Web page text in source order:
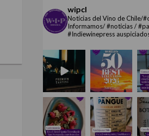
wipcl
Noticias del Vino de Chile/
Informamos/ #noticias /
#Indiewinepress